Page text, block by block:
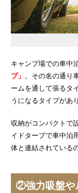
キャンプ場での車中
プ」 。その名の通り
ームを通して張るタ
うになるタイプがあ
収納がコンパクトで
イドタープで車中泊
体と連結されている
②強力吸盤や